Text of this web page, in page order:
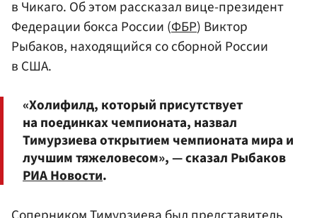
в Чикаго. Об этом рассказал вице-президент
Федерации бокса России (ФБР) Виктор
Рыбаков, находящийся со сборной России
в США.
«Холифилд, который присутствует
на поединках чемпионата, назвал
Тимурзиева открытием чемпионата мира и
лучшим тяжеловесом», — сказал Рыбаков
РИА Новости.